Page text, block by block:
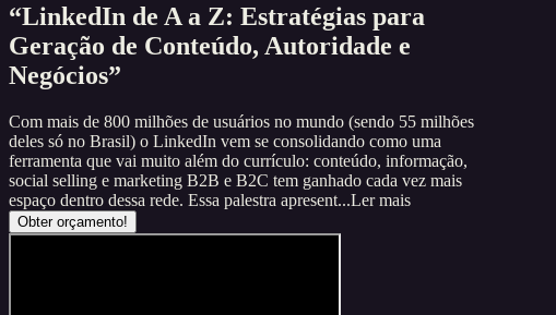
“LinkedIn de A a Z: Estratégias para
Geração de Conteúdo, Autoridade e
Negócios”
Com mais de 800 milhões de usuários no mundo (sendo 55 milhões
deles só no Brasil) o LinkedIn vem se consolidando como uma
ferramenta que vai muito além do currículo: conteúdo, informação,
social selling e marketing B2B e B2C tem ganhado cada vez mais
espaço dentro dessa rede. Essa palestra apresent...Ler mais
Obter orçamento!